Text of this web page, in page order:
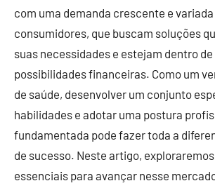
com uma demanda crescente e
consumidores, que buscam soluções
suas necessidades e estejam dentro de
possibilidades financeiras. Como um
de saúde, desenvolver um conjunto
habilidades e adotar uma postura
fundamentada pode fazer toda a
de sucesso. Neste artigo,
essenciais para avançar nesse